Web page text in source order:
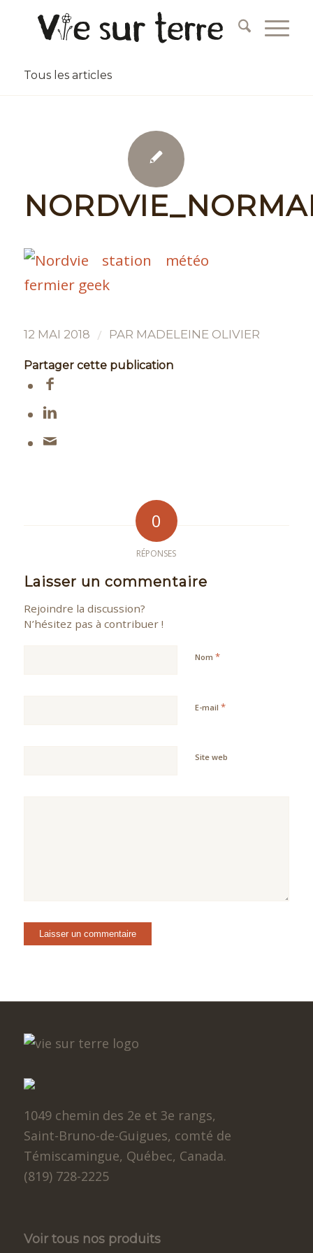
Tous les articles
12 MAI 2018 / PAR MADELEINE OLIVIER
Partager cette publication
0
RÉPONSES
Laisser un commentaire
Rejoindre la discussion?
N’hésitez pas à contribuer !
Nom *
E-mail *
Site web
1049 chemin des 2e et 3e rangs,
Saint-Bruno-de-Guigues, comté de
Témiscamingue, Québec, Canada.
(819) 728-2225
Voir tous nos produits